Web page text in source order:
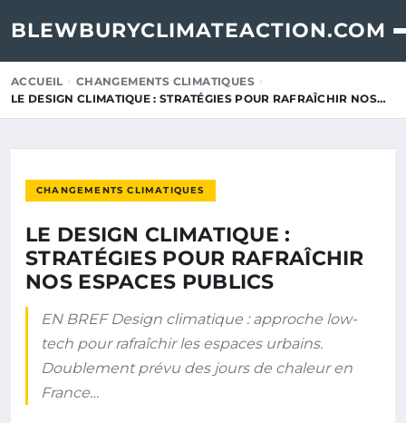
BLEWBURYCLIMATEACTION.COM
ACCUEIL
CHANGEMENTS CLIMATIQUES
LE DESIGN CLIMATIQUE : STRATÉGIES POUR RAFRAÎCHIR NOS…
CHANGEMENTS CLIMATIQUES
LE DESIGN CLIMATIQUE :
STRATÉGIES POUR RAFRAÎCHIR
NOS ESPACES PUBLICS
EN BREF Design climatique : approche low-
tech pour rafraîchir les espaces urbains.
Doublement prévu des jours de chaleur en
France…